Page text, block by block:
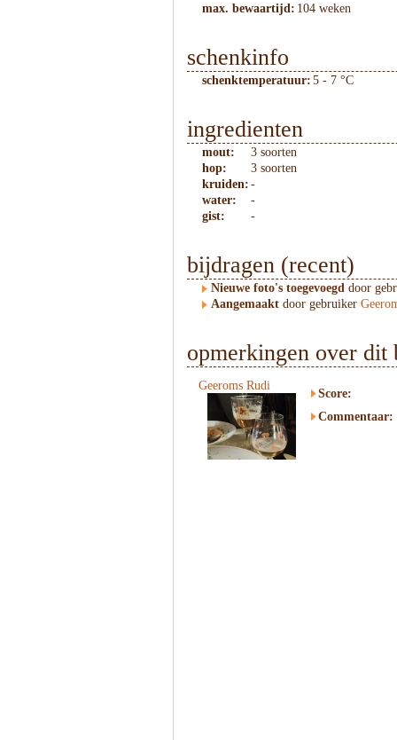
max. bewaartijd: 104 weken
schenkinfo
schenktemperatuur: 5 - 7 °C
ingredienten
mout:
3 soorten
hop:
3 soorten
kruiden: -
water:
-
gist:
-
bijdragen (recent)
Nieuwe foto's toegevoegd door
Aangemaakt door gebruiker
opmerkingen over dit
Geeroms Rudi
Score:
Commentaar: